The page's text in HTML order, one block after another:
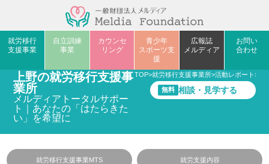
就労移行
支援事業
自立訓練
事業
カウンセ
リング
青少年
スポーツ支
援
広報誌
メルディア
お問い
合わせ
上野の就労移行支援事
業所
メルディアトータルサポー
ト｜あなたの「はたらきた
い」を希望に
TOP>就労移行支援事業所>活動レポート>
無料 相談・見学する
就労移行支援事業MTS 就労支援内容